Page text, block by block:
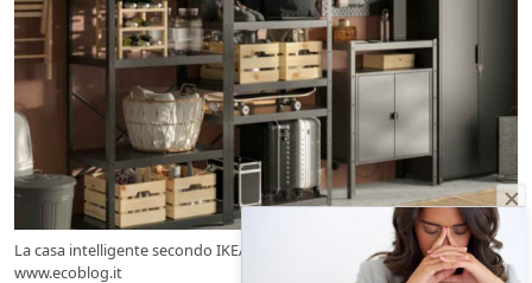
La casa intelligente secondo IKEA (e senza app): cosa arriva nel 2026 –
www.ecoblog.it